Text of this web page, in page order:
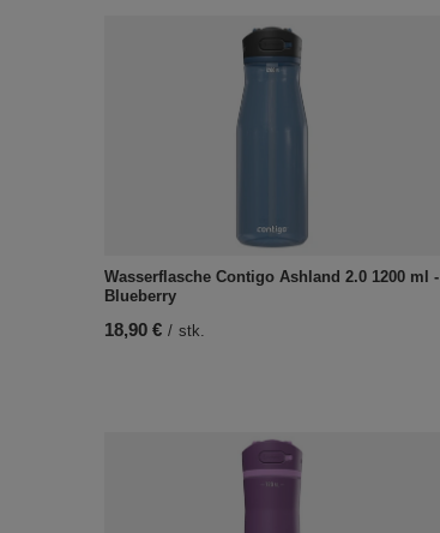
Wasserflasche Contigo Ashland 2.0 1200 ml -
Blueberry
18,90 € / stk.